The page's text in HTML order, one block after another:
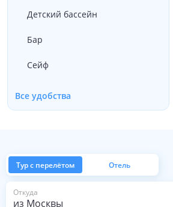
Детский бассейн
Бар
Сейф
Все удобства
Тур с перелётом Отель
Откуда
из Москвы